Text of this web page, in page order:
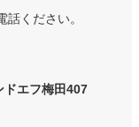
話ください。
ドエフ梅田407